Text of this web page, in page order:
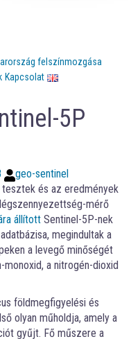
felszínmozgása
Kapcsolat
5P
geo-sentinel
és az eredmények
mérő
állított Sentinel-5P-nek
megindultak a
a levegő minőségét
a nitrogén-dioxid
földmegfigyelési és
olyan műholdja, amely a
gyűjt. Fő műszere a